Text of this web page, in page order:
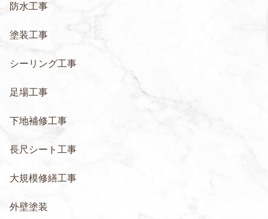
防水工事
塗装工事
シーリング工事
足場工事
下地補修工事
長尺シート工事
大規模修繕工事
外壁塗装